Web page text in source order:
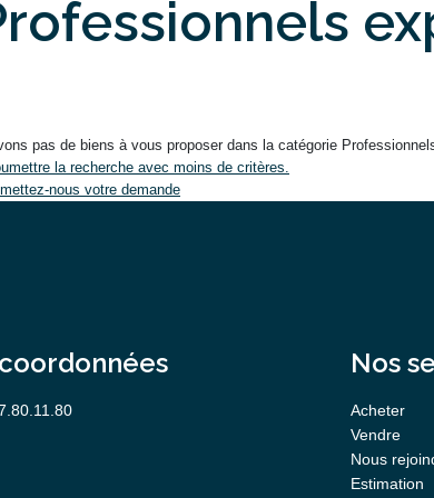
pas de biens à vous proposer dans la catégorie
la recherche avec moins de critères.
nous votre demande
Nos
Acheter
Vendre
Nous
Estimation